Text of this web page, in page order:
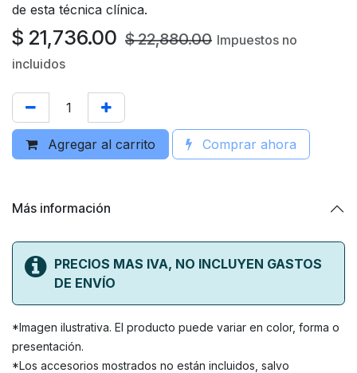
de esta técnica clínica.
$ 21,736.00 $22,880.00 Impuestos no
incluidos
Agregar al carrito Comprar ahora
Más información
PRECIOS MAS IVA, NO INCLUYEN GASTOS
DE ENVÍO
*Imagen ilustrativa. El producto puede variar en color, forma o
presentación.
*Los accesorios mostrados no están incluidos, salvo